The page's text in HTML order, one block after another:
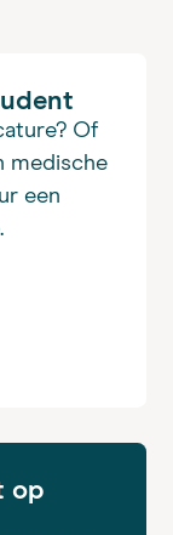
Of
medische
een
op